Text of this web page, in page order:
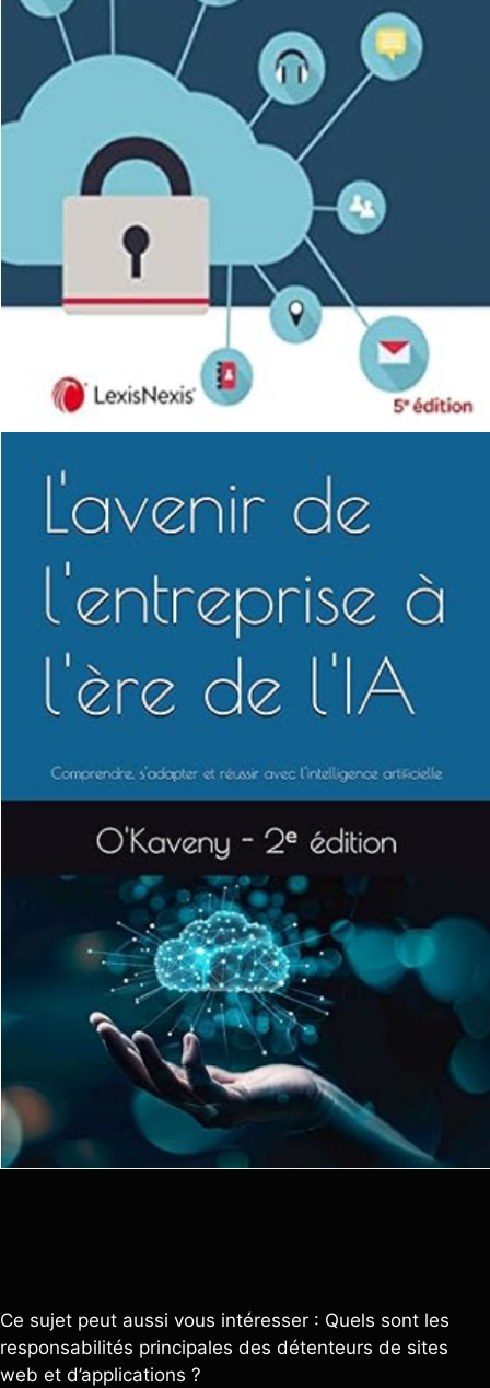
Ce sujet peut aussi vous intéresser : Quels sont les
responsabilités principales des détenteurs de sites
web et d’applications ?